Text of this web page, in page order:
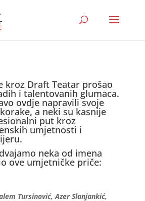
kroz Draft Teatar prošao
i talentovanih glumaca.
ovdje napravili svoje
a neki su kasnije
put kroz
umjetnosti i
neka od imena
ove umjetničke priče:
Tursinović, Azer Slanjankić,